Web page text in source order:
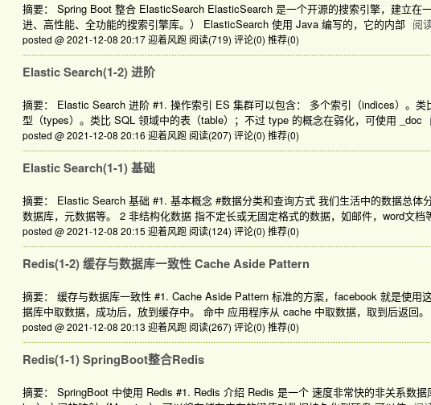
摘要： Spring Boot 整合 ElasticSearch ElasticSearch 是一个开源的搜索引擎，建立
进、高性能、全功能的搜索引擎库。） ElasticSearch 使用 Java 编写的，它的内部 阅
posted @ 2021-12-08 20:17 迎着风跑 阅读(719) 评论(0) 推荐(0)
Elastic Search(1-2) 进阶
摘要： Elastic Search 进阶 #1. 操作索引 ES 集群可以包含： 多个索引（indices）。
型（types）。类比 SQL 领域中的表（table）；不过 type 的概念在弱化，可使用 _doc
posted @ 2021-12-08 20:16 迎着风跑 阅读(207) 评论(0) 推荐(0)
Elastic Search(1-1) 基础
摘要： Elastic Search 基础 #1. 基本概念 #数据分类和查询方式 我们生活中的数据总
数据库，元数据等。 2 非结构化数据 指不定长或无固定格式的数据，如邮件，word文
posted @ 2021-12-08 20:15 迎着风跑 阅读(124) 评论(0) 推荐(0)
Redis(1-2) 缓存与数据库一致性 Cache Aside Pattern
摘要： 缓存与数据库一致性 #1. Cache Aside Pattern 标准的方案，facebook 就是使
据库中取数据，成功后，放到缓存中。 命中 应用程序从 cache 中取数据，取到后返回
posted @ 2021-12-08 20:13 迎着风跑 阅读(267) 评论(0) 推荐(0)
Redis(1-1) SpringBoot整合Redis
摘要： SpringBoot 中使用 Redis #1. Redis 介绍 Redis 是一个 速度非常快的非关系数